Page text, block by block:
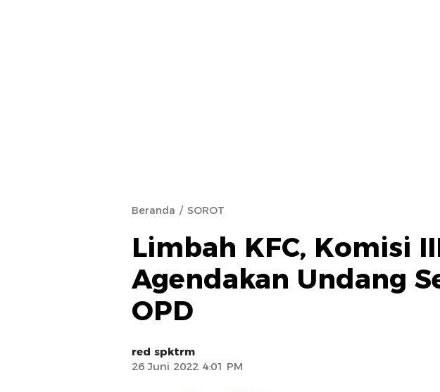
Beranda SOROT
Limbah KFC, Komisi
Agendakan Undang
OPD
red spktrm
26 Juni 2022 4:01 PM